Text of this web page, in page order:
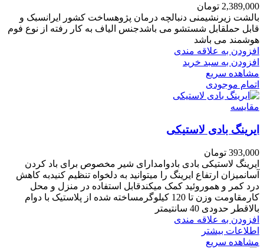
2,389,000 تومان
بالشت زیرنشیمنی دنبالچه درمان پژوهساخت کشور ایرانسبک و
قابل حملقابل شستشو می باشدجنس الیاف به کار رفته از نوع فوم
هوشمند می باشد
افزودن به علاقه مندی
افزودن به سبد خرید
مشاهده سریع
اتمام موجودی
مقایسه
ایرینگ بادی لاستیکی
393,000 تومان
ایرینگ لاستیکی بادی بادوامدارای شیر مخصوص برای باد کردن
آسانمیزان ارتفاع ایرینگ را میتوانید به دلخواه تنظیم کنیدبه کاهش
درد کمر و هموروئید کمک میکندقابل استفاده در منزل و محل
کارمقاومت وزن تا 120 کیلوگرمساخته شده از پلاستیک با دوام
بالاقطر حدودی 40 سانتیمتر
افزودن به علاقه مندی
اطلاعات بیشتر
مشاهده سریع